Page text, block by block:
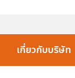
เกี่ยวกับบริษัท